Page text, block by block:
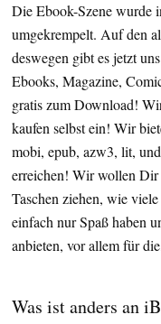
Die Ebook-Szene wurde
umgekrempelt. Auf den
deswegen gibt es jetzt
Ebooks, Magazine,
gratis zum Download!
kaufen selbst ein! Wir
mobi, epub, azw3, lit,
erreichen! Wir wollen Dir
Taschen ziehen, wie
einfach nur Spaß haben
anbieten, vor allem für
Was ist anders an